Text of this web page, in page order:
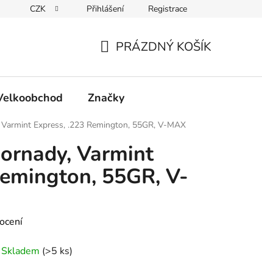
ochrany osobních údajů
CZK Přihlášení Registrace
KOŠÍK
PRÁZDNÝ KOŠÍK
Značky
Express, .223 Remington, 55GR, V-MAX
Varmint
55GR, V-
Skladem (>5 ks)